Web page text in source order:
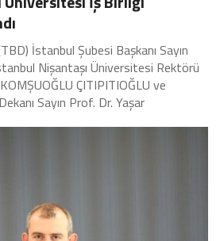
İstanbul Şubesi Başkanı Sayın
Nişantaşı Üniversitesi Rektörü
ÇITIPITIOĞLU ve
Sayın Prof. Dr. Yaşar